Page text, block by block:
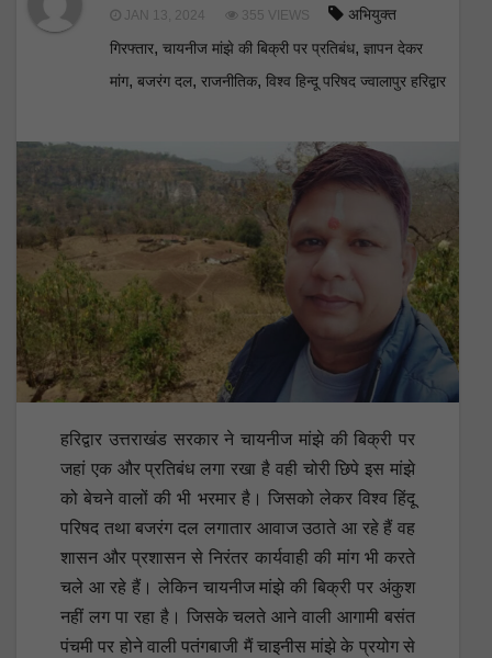
JAN 13, 2024 355 VIEWS
अभियुक्त
गिरफ्तार, चायनीज मांझे की बिक्री पर प्रतिबंध, ज्ञापन देकर
मांग, बजरंग दल, राजनीतिक, विश्व हिन्दू परिषद ज्वालापुर हरिद्वार
हरिद्वार उत्तराखंड सरकार ने चायनीज मांझे की बिक्री पर
जहां एक और प्रतिबंध लगा रखा है वही चोरी छिपे इस मांझे
को बेचने वालों की भी भरमार है। जिसको लेकर विश्व हिंदू
परिषद तथा बजरंग दल लगातार आवाज उठाते आ रहे हैं वह
शासन और प्रशासन से निरंतर कार्यवाही की मांग भी करते
चले आ रहे हैं। लेकिन चायनीज मांझे की बिक्री पर अंकुश
नहीं लग पा रहा है। जिसके चलते आने वाली आगामी बसंत
पंचमी पर होने वाली पतंगबाजी मैं चाइनीस मांझे के प्रयोग से